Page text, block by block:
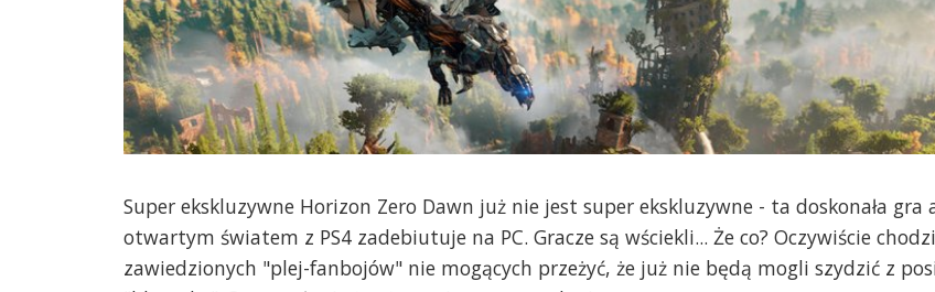
Super ekskluzywne Horizon Zero Dawn już nie jest super ekskluzywne - ta doskonała gra
otwartym światem z PS4 zadebiutuje na PC. Gracze są wściekli... Że co? Oczywiście
zawiedzionych "plej-fanbojów" nie mogących przeżyć, że już nie będą mogli szydzić z